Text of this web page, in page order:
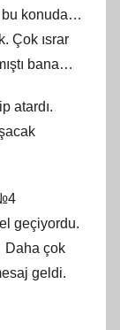
bu konuda…
Çok ısrar
bana…
atardı.
geçiyordu.
Daha çok
geldi.